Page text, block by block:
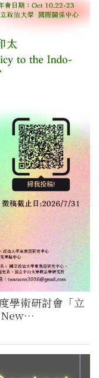
學術研討會「立
31）